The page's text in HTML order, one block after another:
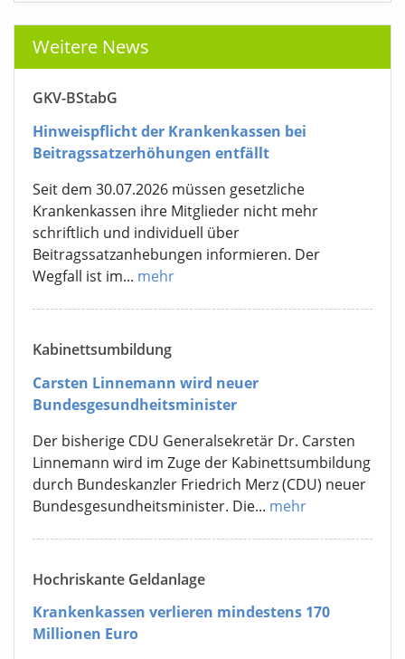
Weitere News
GKV-BStabG
Hinweispflicht der Krankenkassen bei
Beitragssatzerhöhungen entfällt
Seit dem 30.07.2026 müssen gesetzliche
Krankenkassen ihre Mitglieder nicht mehr
schriftlich und individuell über
Beitragssatzanhebungen informieren. Der
Wegfall ist im... mehr
Kabinettsumbildung
Carsten Linnemann wird neuer
Bundesgesundheitsminister
Der bisherige CDU Generalsekretär Dr. Carsten
Linnemann wird im Zuge der Kabinettsumbildung
durch Bundeskanzler Friedrich Merz (CDU) neuer
Bundesgesundheitsminister. Die... mehr
Hochriskante Geldanlage
Krankenkassen verlieren mindestens 170
Millionen Euro